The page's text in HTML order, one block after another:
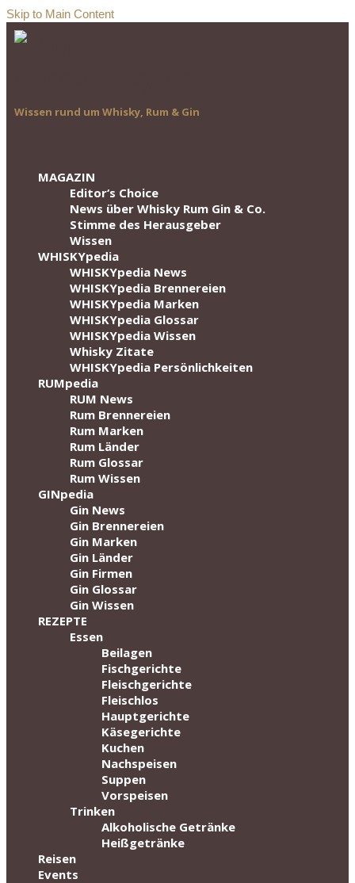
Skip to Main Content
Wissen rund um Whisky, Rum & Gin
MAGAZIN
Editor‘s Choice
News über Whisky Rum Gin & Co.
Stimme des Herausgeber
Wissen
WHISKYpedia
WHISKYpedia News
WHISKYpedia Brennereien
WHISKYpedia Marken
WHISKYpedia Glossar
WHISKYpedia Wissen
Whisky Zitate
WHISKYpedia Persönlichkeiten
RUMpedia
RUM News
Rum Brennereien
Rum Marken
Rum Länder
Rum Glossar
Rum Wissen
GINpedia
Gin News
Gin Brennereien
Gin Marken
Gin Länder
Gin Firmen
Gin Glossar
Gin Wissen
REZEPTE
Essen
Beilagen
Fischgerichte
Fleischgerichte
Fleischlos
Hauptgerichte
Käsegerichte
Kuchen
Nachspeisen
Suppen
Vorspeisen
Trinken
Alkoholische Getränke
Heißgetränke
Reisen
Events